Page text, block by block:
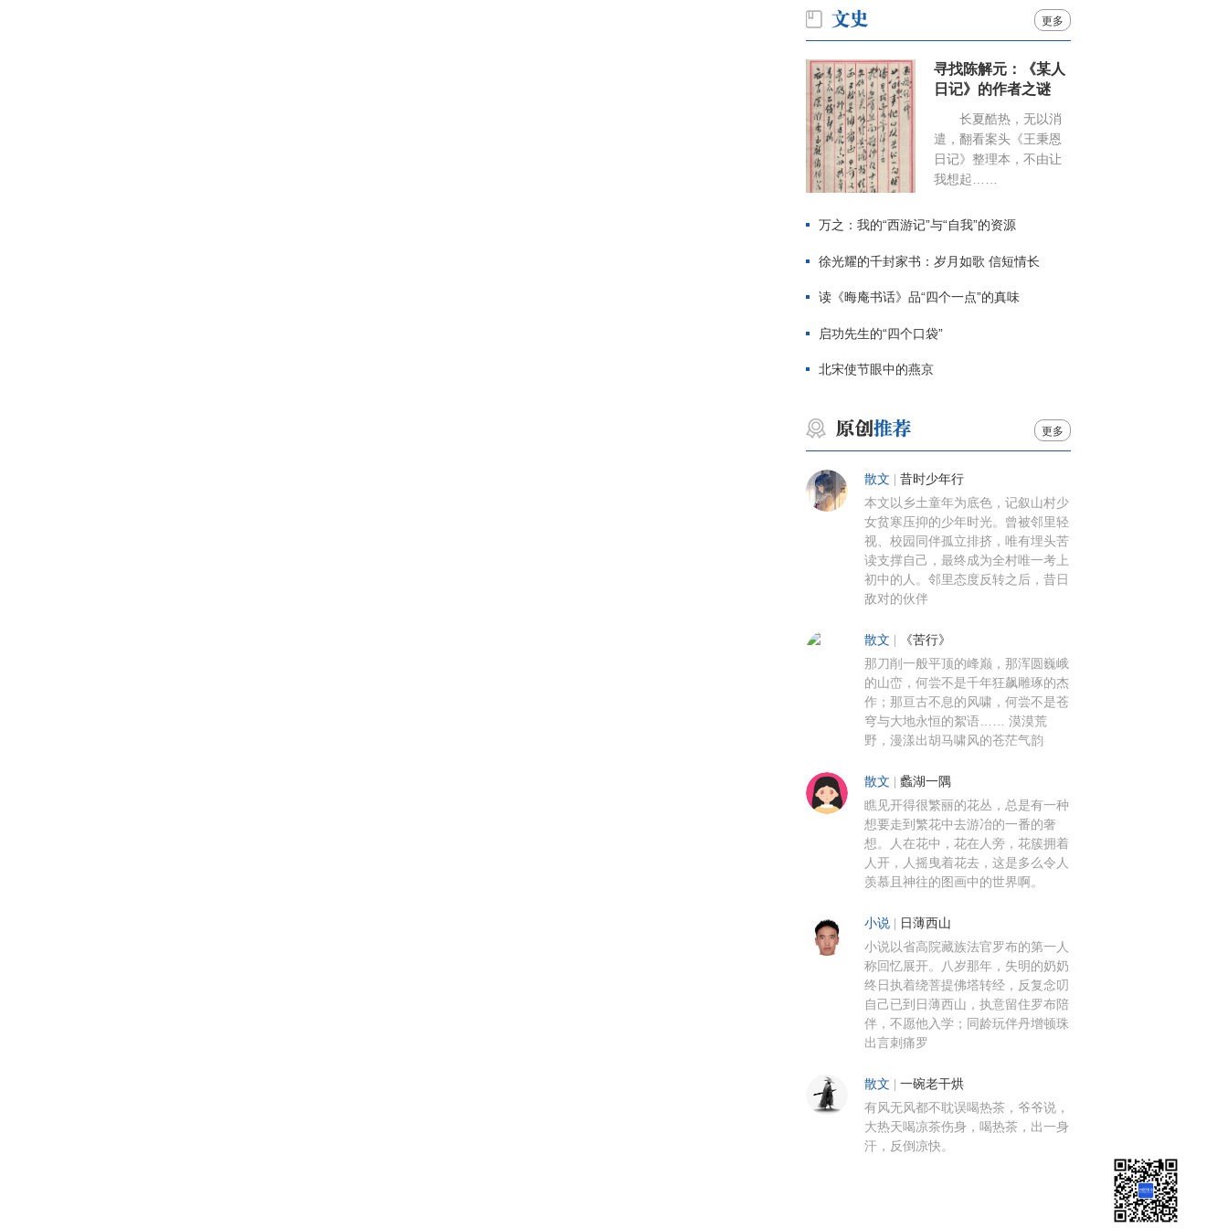
更多
寻找陈解元：《某人
日记》的作者之谜
长夏酷热，无以消
遣，翻看案头《王秉恩
日记》整理本，不由让
我想起……
万之：我的“西游记”与“自我”的资源
徐光耀的千封家书：岁月如歌 信短情长
读《晦庵书话》品“四个一点”的真味
启功先生的“四个口袋”
北宋使节眼中的燕京
更多
散文 昔时少年行
本文以乡土童年为底色，记叙山村少
女贫寒压抑的少年时光。曾被邻里轻
视、校园同伴孤立排挤，唯有埋头苦
读支撑自己，最终成为全村唯一考上
初中的人。邻里态度反转之后，昔日
敌对的伙伴
散文 《苦行》
那刀削一般平顶的峰巅，那浑圆巍峨
的山峦，何尝不是千年狂飙雕琢的杰
作；那亘古不息的风啸，何尝不是苍
穹与大地永恒的絮语…… 漠漠荒
野，漫漾出胡马啸风的苍茫气韵
散文 蠡湖一隅
瞧见开得很繁丽的花丛，总是有一种
想要走到繁花中去游冶的一番的奢
想。人在花中，花在人旁，花簇拥着
人开，人摇曳着花去，这是多么令人
羡慕且神往的图画中的世界啊。
小说 日薄西山
小说以省高院藏族法官罗布的第一人
称回忆展开。八岁那年，失明的奶奶
终日执着绕菩提佛塔转经，反复念叨
自己已到日薄西山，执意留住罗布陪
伴，不愿他入学；同龄玩伴丹增顿珠
出言刺痛罗
散文 一碗老干烘
有风无风都不耽误喝热茶，爷爷说，
大热天喝凉茶伤身，喝热茶，出一身
汗，反倒凉快。